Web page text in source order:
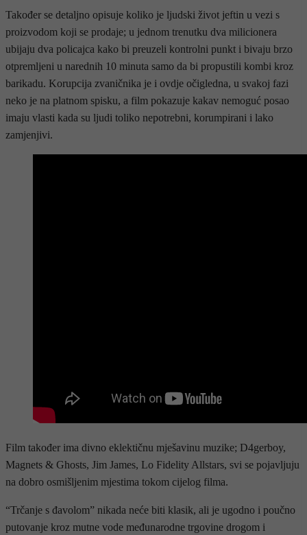
Također se detaljno opisuje koliko je ljudski život jeftin u vezi s
proizvodom koji se prodaje; u jednom trenutku dva milicionera
ubijaju dva policajca kako bi preuzeli kontrolni punkt i bivaju brzo
otpremljeni u narednih 10 minuta samo da bi propustili kombi kroz
barikadu. Korupcija zvaničnika je i ovdje očigledna, u svakoj fazi
neko je na platnom spisku, a film pokazuje kakav nemoguć posao
imaju vlasti kada su ljudi toliko nepotrebni, korumpirani i lako
zamjenjivi.
Film također ima divno eklektičnu mješavinu muzike; D4gerboy,
Magnets & Ghosts, Jim James, Lo Fidelity Allstars, svi se pojavljuju
na dobro osmišljenim mjestima tokom cijelog filma.
“Trčanje s đavolom” nikada neće biti klasik, ali je ugodno i poučno
putovanje kroz mutne vode međunarodne trgovine drogom i